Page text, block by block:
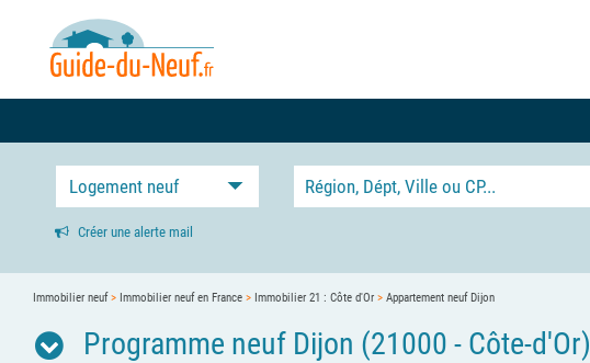
Logement neuf
Créer une alerte mail
Immobilier neuf> Immobilier neuf en France > Immobilier 21 : Côte d'Or > Appartement neuf Dijon
Programme neuf Dijon (21000 - Côte-d'Or)